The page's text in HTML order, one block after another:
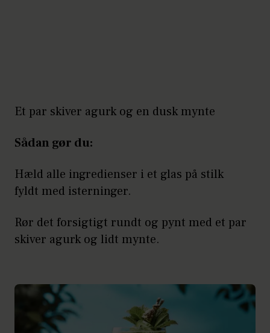
200, 1705 København
Rådhuspladsen 45-47, 1550
København V
Bubbles Bar, Århusgade 14,
2100 København Ø
Francis Pony, Klosterstræde
No Stress Bar, Nørregade 26,
1165 København
Et par skiver agurk og en dusk mynte
Sådan gør du:
Hæld alle ingredienser i et glas på stilk
fyldt med isterninger.
Rør det forsigtigt rundt og pynt med et par
skiver agurk og lidt mynte.